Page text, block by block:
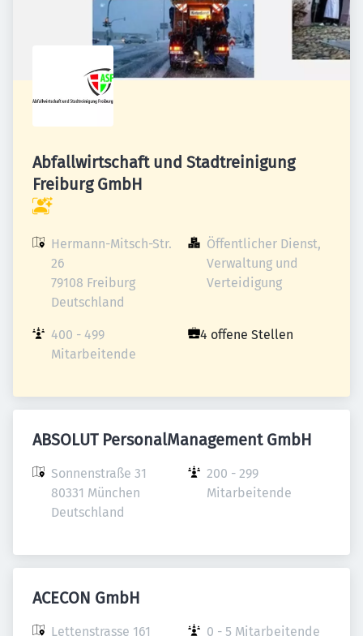
Abfallwirtschaft und Stadtreinigung
Freiburg GmbH
Hermann-Mitsch-Str.
26
79108 Freiburg
Deutschland
Öffentlicher Dienst,
Verwaltung und
Verteidigung
400 - 499
Mitarbeitende
4 offene Stellen
ABSOLUT PersonalManagement GmbH
Sonnenstraße 31
80331 München
Deutschland
200 - 299
Mitarbeitende
ACECON GmbH
Lettenstrasse 161
0 - 5 Mitarbeitende